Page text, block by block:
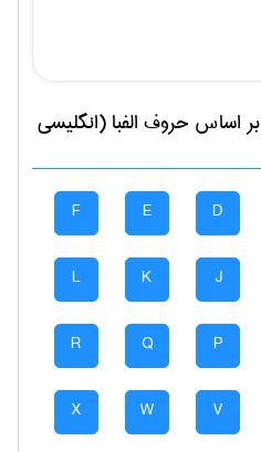
بر اساس حروف الفبا (انگلیسی
D
E
F
J
K
L
P
Q
R
V
W
X